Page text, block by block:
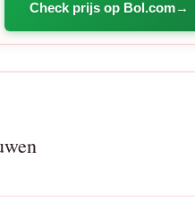
Check prijs op Bol.com